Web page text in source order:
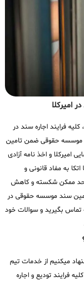
امیرکلا
فرایند اجاره سند در
موسسه حقوقی ضمن تامین
امیرکلا و اخذ نامه آزادی
به مفاد قانونی و
حد ممکن شکسته و کاهش
سند موسسه حقوقی در
بگیرید و سوالات خود
میکنیم از خدمات تیم
فرایند تودیع و اجاره